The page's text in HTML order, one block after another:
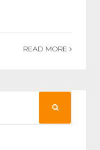
READ MORE